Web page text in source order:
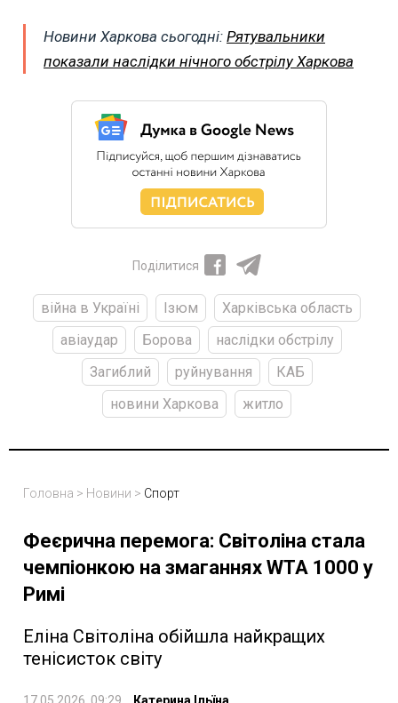
Новини Харкова сьогодні: Рятувальники
показали наслідки нічного обстрілу Харкова
Поділитися
війна в Україні Ізюм
Харківська область
авіаудар
Борова
наслідки обстрілу
Загиблий
руйнування
КАБ
новини Харкова
житло
Головна > Новини > Спорт
Феєрична перемога: Світоліна стала
чемпіонкою на змаганнях WTA 1000 у
Римі
Еліна Світоліна обійшла найкращих
тенісисток світу